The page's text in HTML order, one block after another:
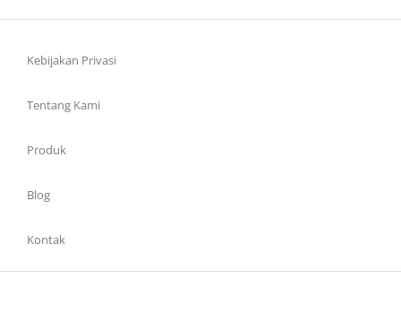
Kebijakan Privasi
Tentang Kami
Produk
Blog
Kontak